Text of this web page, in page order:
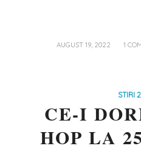
AUGUST 19, 2022
/ 1 /
STIRI
CE-I
HOP LA